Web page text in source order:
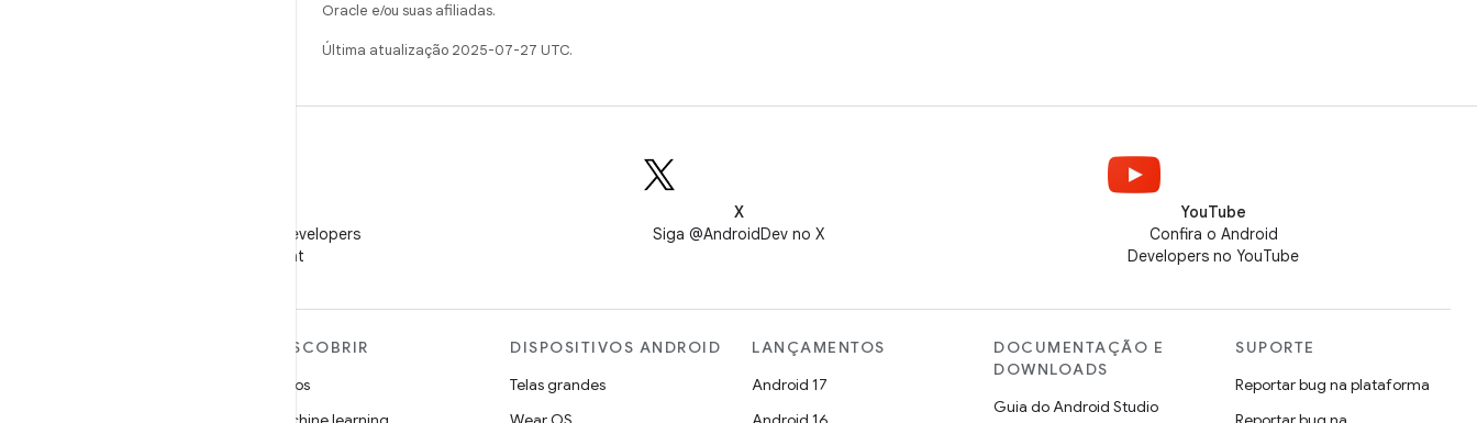
Oracle e/ou suas afiliadas.
Última atualização 2025-07-27 UTC.
Siga o Android Developers
no WeChat
X
Siga @AndroidDev no X
YouTube
Confira o Android
Developers no YouTube
DESCOBRIR
Jogos
DISPOSITIVOS ANDROID
Telas grandes
LANÇAMENTOS
Android 17
DOCUMENTAÇÃO E
DOWNLOADS
Guia do Android Studio
SUPORTE
Reportar bug na plataforma